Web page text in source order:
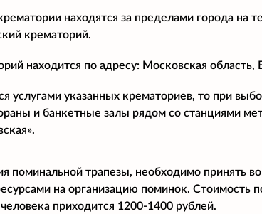
находятся за пределами города на
крематорий.
находится по адресу: Московская
услугами указанных крематориев, то при
и банкетные залы рядом со станциями
поминальной трапезы, необходимо принять
на организацию поминок. Стоимость
приходится 1200-1400 рублей.